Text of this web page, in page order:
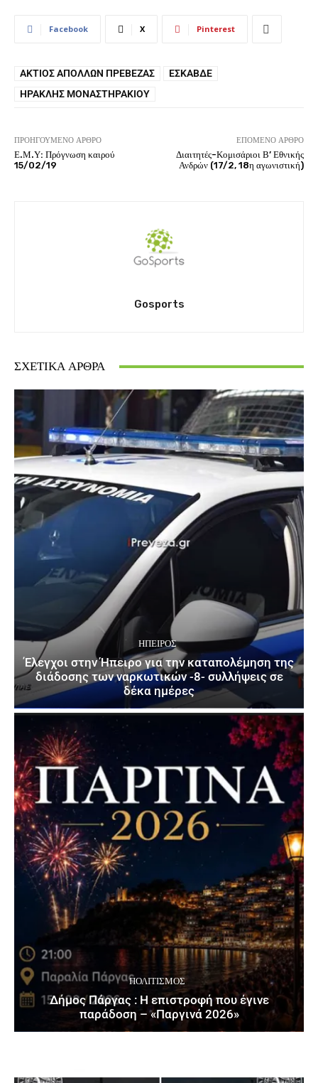
Facebook X Pinterest
ΆΚΤΙΟΣ ΑΠΌΛΛΩΝ ΠΡΈΒΕΖΑΣ
ΕΣΚΑΒΔΕ
ΗΡΑΚΛΉΣ ΜΟΝΑΣΤΗΡΑΚΊΟΥ
ΠΡΟΗΓΟΎΜΕΝΟ ΆΡΘΡΟ
Ε.Μ.Υ: Πρόγνωση καιρού
15/02/19
ΕΠΌΜΕΝΟ ΆΡΘΡΟ
Διαιτητές-Κομισάριοι Β’ Εθνικής
Ανδρών (17/2, 18η αγωνιστική)
Gosports
ΣΧΕΤΙΚΆ ΆΡΘΡΑ
ΉΠΕΙΡΟΣ
Έλεγχοι στην Ήπειρο για την καταπολέμηση της
διάδοσης των ναρκωτικών -8- συλλήψεις σε
δέκα ημέρες
ΠΟΛΙΤΙΣΜΌΣ
Δήμος Πάργας : Η επιστροφή που έγινε
παράδοση – «Παργινά 2026»